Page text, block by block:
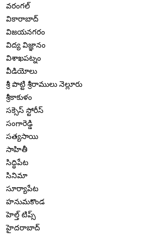
వరంగల్
వికారాబాద్
విజయనగరం
విద్య విజ్ఞానం
విశాఖపట్నం
వీడియోలు
శ్రీ పొట్టి శ్రీరాములు నెల్లూరు
శ్రీకాకుళం
సక్సెస్ స్టోరీస్
సంగారెడ్డి
సత్యసాయి
సాహితీ
సిద్ధిపేట
సినిమా
సూర్యాపేట
హనుమకొండ
హెల్త్ టిప్స్
హైదరాబాద్